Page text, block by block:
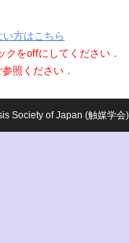
方はこちら
をoffにしてください．
参照ください．
Society of Japan (触媒学